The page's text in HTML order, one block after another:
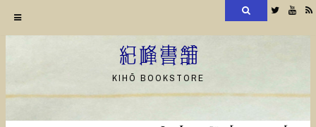
ン
ツ
Twitter
紀峰書舗
KIHŌ BOOKSTORE